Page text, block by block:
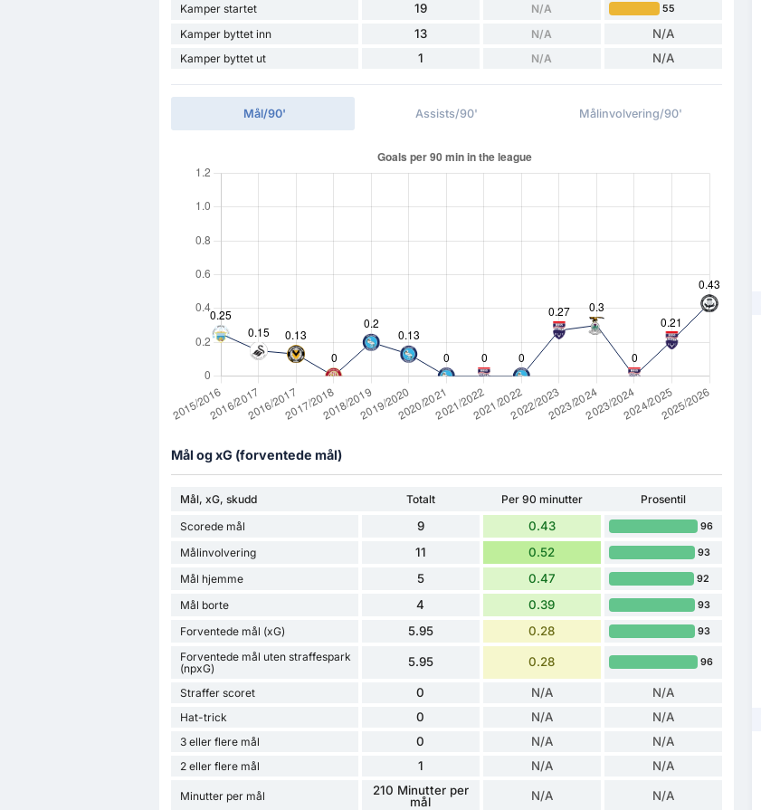
Kamper startet 19 N/A 55
Kamper byttet inn 13 N/A N/A
Kamper byttet ut 1 N/A N/A
Mål/90' Assists/90' Målinvolvering/90'
Mål og xG (forventede mål)
Mål, xG, skudd Totalt Per 90 minutter
Prosentil
Scorede mål
9 0.43 96
Målinvolvering 11 0.52 93
Mål hjemme 5 0.47 92
Mål borte 4 0.39 93
Forventede mål (xG) 5.95 0.28 93
Forventede mål uten straffespark
(npxG)
5.95 0.28 96
Straffer scoret 0 N/A N/A
Hat-trick 0 N/A N/A
3 eller flere mål 0 N/A N/A
2 eller flere mål 1 N/A N/A
Minutter per mål
210 Minutter per
mål
N/A N/A